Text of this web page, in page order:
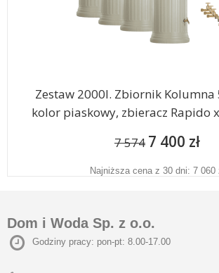
Zestaw 2000l. Zbiornik Kolumna
kolor piaskowy, zbieracz Rapido
7 574 7 400 zł
Najniższa cena z 30 dni: 7 060
Dom i Woda Sp. z o.o.
Godziny pracy: pon-pt: 8.00-17.00